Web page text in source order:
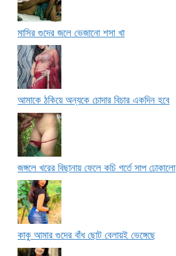
মাসির গুদের জলে ভেজানো শসা খা
আমাকে ঠকিয়ে অন্যকে চোদার বিচার একদিন হবে
জঙ্গলে খরের বিছানায় ফেলে কচি গর্তে সাপ ঢোকালো
কাকু আমার গুদের বাঁধ ছোট বেলায়ই ভেঙ্গেছে